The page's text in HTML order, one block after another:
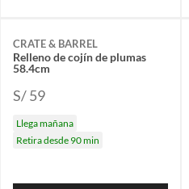
CRATE & BARREL
Relleno de cojín de plumas
58.4cm
S/ 59
Llega mañana
Retira desde 90 min